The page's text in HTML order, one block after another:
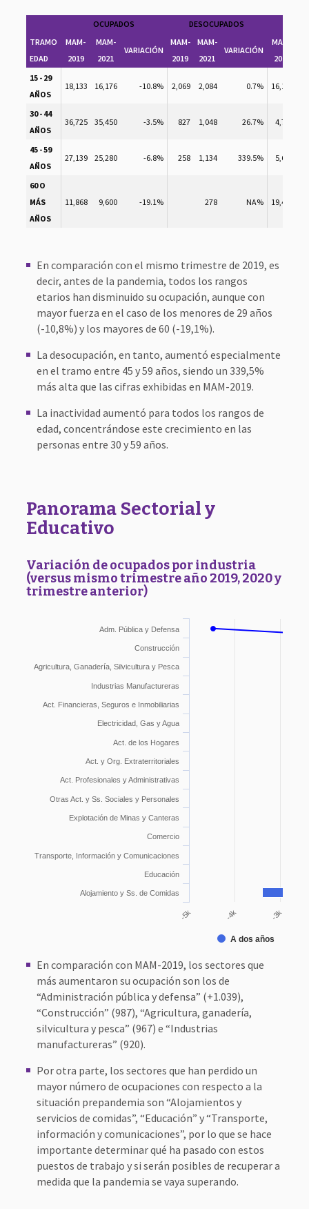
OCUPADOS DESOCUPADOS
TRAMO
EDAD
MAM-
2019
MAM-
2021
VARIACIÓN
MAM-
2019
MAM-
2021
VARIACIÓN
MAM-
2019
15 - 29
AÑOS
18,133 16,176 -10.8% 2,069 2,084 0.7% 16,111
30 - 44
AÑOS
36,725 35,450 -3.5% 827 1,048 26.7% 4,788
45 - 59
AÑOS
27,139 25,280 -6.8% 258 1,134 339.5% 5,630
60 O
MÁS
AÑOS
11,868 9,600 -19.1% 278 NA% 19,460
En comparación con el mismo trimestre de 2019, es
decir, antes de la pandemia, todos los rangos
etarios han disminuido su ocupación, aunque con
mayor fuerza en el caso de los menores de 29 años
(-10,8%) y los mayores de 60 (-19,1%).
La desocupación, en tanto, aumentó especialmente
en el tramo entre 45 y 59 años, siendo un 339,5%
más alta que las cifras exhibidas en MAM-2019.
La inactividad aumentó para todos los rangos de
edad, concentrándose este crecimiento en las
personas entre 30 y 59 años.
Panorama Sectorial y
Educativo
Variación de ocupados por industria
(versus mismo trimestre año 2019, 2020 y
trimestre anterior)
A dos años
Adm. Pública y Defensa
Construcción
Agricultura, Ganadería, Silvicultura y Pesca
Industrias Manufactureras
Act. Financieras, Seguros e Inmobiliarias
Electricidad, Gas y Agua
Act. de los Hogares
Act. y Org. Extraterritoriales
Act. Profesionales y Administrativas
Otras Act. y Ss. Sociales y Personales
Explotación de Minas y Canteras
Comercio
Transporte, Información y Comunicaciones
Educación
Alojamiento y Ss. de Comidas
-5k -4k -3k
En comparación con MAM-2019, los sectores que
más aumentaron su ocupación son los de
“Administración pública y defensa” (+1.039),
“Construcción” (987), “Agricultura, ganadería,
silvicultura y pesca” (967) e “Industrias
manufactureras” (920).
Por otra parte, los sectores que han perdido un
mayor número de ocupaciones con respecto a la
situación prepandemia son “Alojamientos y
servicios de comidas”, “Educación” y “Transporte,
información y comunicaciones”, por lo que se hace
importante determinar qué ha pasado con estos
puestos de trabajo y si serán posibles de recuperar a
medida que la pandemia se vaya superando.